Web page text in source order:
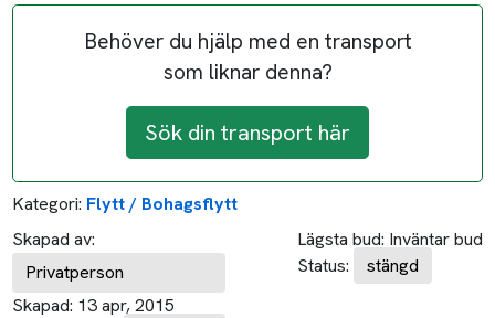
Behöver du hjälp med en transport
som liknar denna?
Sök din transport här
Kategori: Flytt / Bohagsflytt
Skapad av:
Privatperson
Skapad: 13 apr, 2015
Lägsta bud: Inväntar bud
Status:
stängd